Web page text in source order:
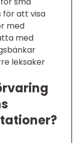
för att visa
med
med
leksaker